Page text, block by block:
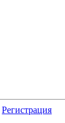
Регистрация